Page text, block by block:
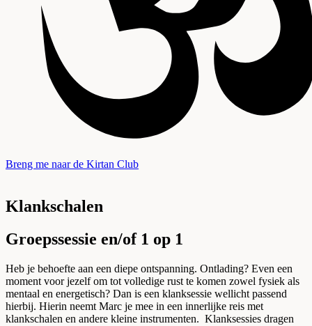
Breng me naar de Kirtan Club
Klankschalen
Groepssessie en/of 1 op 1
Heb je behoefte aan een diepe ontspanning. Ontlading? Even een
moment voor jezelf om tot volledige rust te komen zowel fysiek als
mentaal en energetisch? Dan is een klanksessie wellicht passend
hierbij. Hierin neemt Marc je mee in een innerlijke reis met
klankschalen en andere kleine instrumenten. Klanksessies dragen